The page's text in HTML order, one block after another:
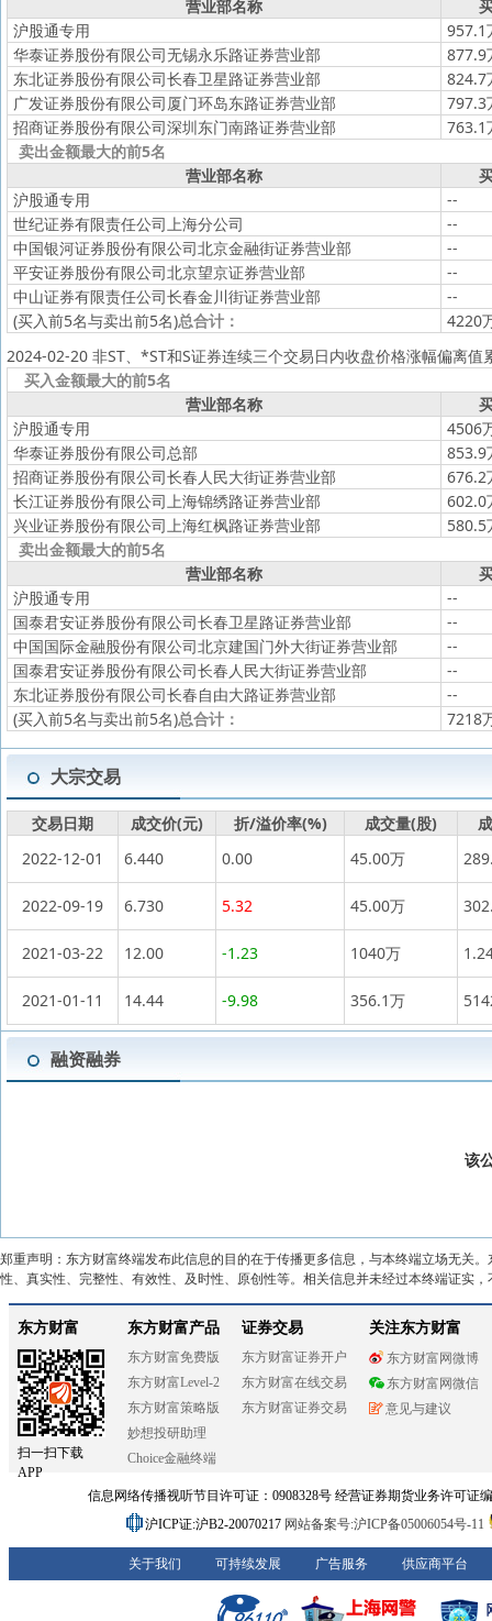
营业部名称
沪股通专用
957.1
华泰证券股份有限公司无锡永乐路证券营业部
877.9
东北证券股份有限公司长春卫星路证券营业部
824.7
广发证券股份有限公司厦门环岛东路证券营业部
797.3
招商证券股份有限公司深圳东门南路证券营业部
763.1
卖出金额最大的前5名
营业部名称
沪股通专用
--
世纪证券有限责任公司上海分公司
--
中国银河证券股份有限公司北京金融街证券营业部
--
平安证券股份有限公司北京望京证券营业部
--
中山证券有限责任公司长春金川街证券营业部
--
(买入前5名与卖出前5名)总合计：
4220
2024-02-20 非ST、*ST和S证券连续三个交易日内收盘价格涨幅偏离值
买入金额最大的前5名
营业部名称
沪股通专用
4506
华泰证券股份有限公司总部
853.9
招商证券股份有限公司长春人民大街证券营业部
676.2
长江证券股份有限公司上海锦绣路证券营业部
602.0
兴业证券股份有限公司上海红枫路证券营业部
580.5
卖出金额最大的前5名
营业部名称
沪股通专用
--
国泰君安证券股份有限公司长春卫星路证券营业部
--
中国国际金融股份有限公司北京建国门外大街证券营业部
--
国泰君安证券股份有限公司长春人民大街证券营业部
--
东北证券股份有限公司长春自由大路证券营业部
--
(买入前5名与卖出前5名)总合计： 7218
大宗交易
交易日期 成交价(元) 折/溢价率(%) 成交量(股)
2022-12-01
6.440 0.00 45.00万
2022-09-19 6.730 5.32 45.00万
2021-03-22 12.00 -1.23 1040万
2021-01-11 14.44 -9.98 356.1万
融资融券
该
郑重声明：东方财富终端发布此信息的目的在于传播更多信息，与本终端立场无关
性、真实性、完整性、有效性、及时性、原创性等。相关信息并未经过本终端证实